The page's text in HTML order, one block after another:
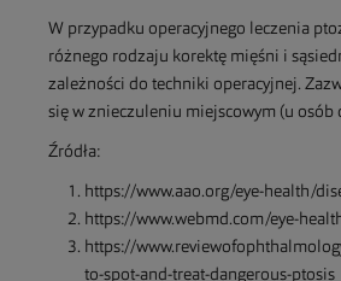
W przypadku operacyjnego leczenia
różnego rodzaju korektę mięśni i
zależności do techniki operacyjnej.
się w znieczuleniu miejscowym (u osób
Źródła:
https://www.aao.org/eye-health/
https://www.webmd.com/eye-
https://
to-spot-and-treat-dangerous-ptosis